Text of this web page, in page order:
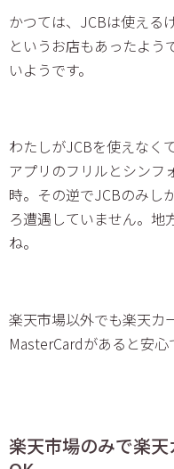
かつては、JCBは使える
というお店もあったよう
いようです。
わたしがJCBを使えなく
アプリのフリルとシンフ
時。その逆でJCBのみし
ろ遭遇していません。地
ね。
楽天市場以外でも楽天カ
MasterCardがあると安心
楽天市場のみで楽